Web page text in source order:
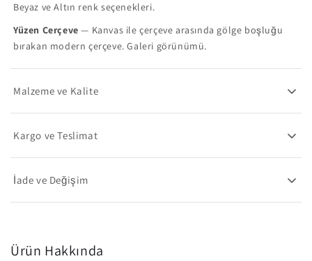
Beyaz ve Altın renk seçenekleri.
Yüzen Çerçeve — Kanvas ile çerçeve arasında gölge boşluğu
bırakan modern çerçeve. Galeri görünümü.
Malzeme ve Kalite
Kargo ve Teslimat
İade ve Değişim
Ürün Hakkında